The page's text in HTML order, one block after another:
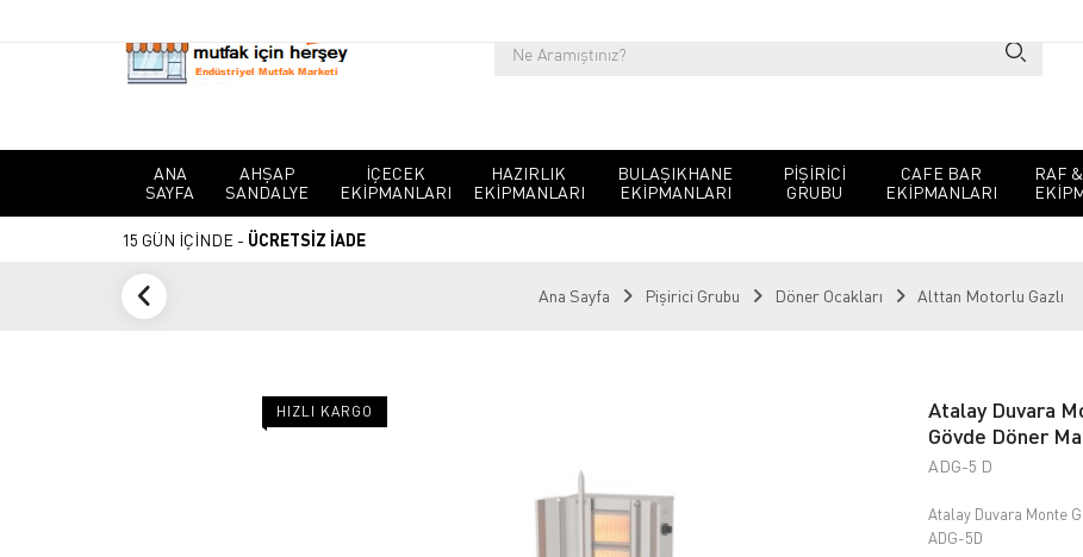
ANA
SAYFA
AHŞAP
SANDALYE
İÇECEK
EKIPMANLARI
HAZIRLIK
EKIPMANLARI
BULAŞIKHANE
EKIPMANLARI
PIŞIRICI
GRUBU
CAFE BAR
EKIPMANLARI
RAF
15 GÜN İÇİNDE - ÜCRETSİZ İADE
Ana Sayfa Pişirici Grubu Döner Ocakları Alttan Motorlu Gazlı
HIZLI KARGO
Atalay Duvara
Gövde Döner
ADG-5 D
Atalay Duvara Monte
ADG-5D